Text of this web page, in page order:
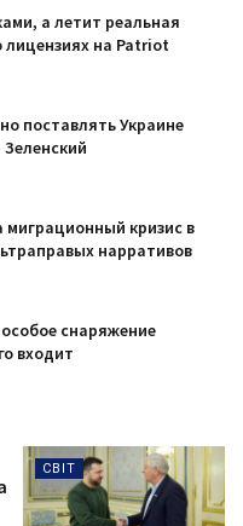
а летит реальная
лицензиях на Patriot
поставлять Украине
миграционный кризис в
нарративов
снаряжение
входит
СВІТ